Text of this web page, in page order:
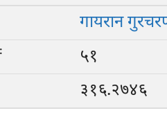
गायरान
५१
३१६.२७४६